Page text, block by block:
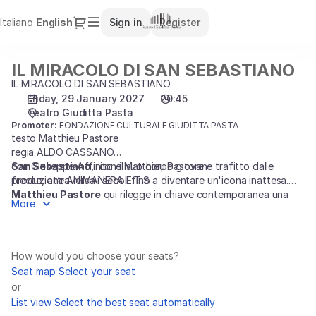
Italiano Current
English Dialog
Sign in Register
selection
29.01.2027
20:45
MIRACOLO
SAN
Teatro
Giuditta
Pasta
IL
MIRACOLO
SAN
SEBASTIANO
IL MIRACOLO DI SAN SEBASTIANO
IL MIRACOLO DI SAN SEBASTIANO
Friday, 29 January 2027
20:45
Teatro Giuditta Pasta
Promoter: FONDAZIONE CULTURALE GIUDITTA PASTA
testo Matthieu Pastore
regia ALDO CASSANO
con Giuseppe Affinito e Matthieu Pastore
produzione ANIMANERA E.T.S.
San Sebastiano, con il suo corpo giovane trafitto dalle
frecce, attraversa i secoli fino a diventare un'icona inattesa.
Matthieu Pastorequi rilegge in chiave contemporanea una
delle figure più iconiche della tradizione cristiana. Attraverso un
del santo in una riflessione universale sul corpo, sullo sguardo
degli altri e sulla ricerca di sé. Un viaggio poetico e
coinvolgente tra ferita e rinascita, che parla con sensibilità e
forza al nostro presente.
More
How would you choose your seats?
Seat map Select your seat
or
List view Select the best seat automatically